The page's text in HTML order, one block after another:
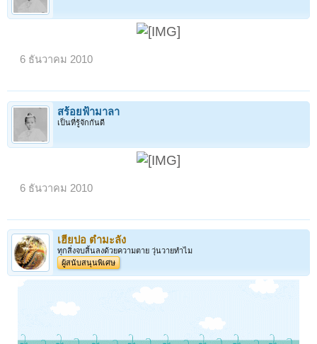
6 ธันวาคม 2010
สร้อยฟ้ามาลา
เป็นที่รู้จักกันดี
6 ธันวาคม 2010
เฮียปอ ตำมะลัง
ทุกสิ่งจบสิ้นลงด้วยความตาย วุ่นวายทำไม
ผู้สนับสนุนพิเศษ